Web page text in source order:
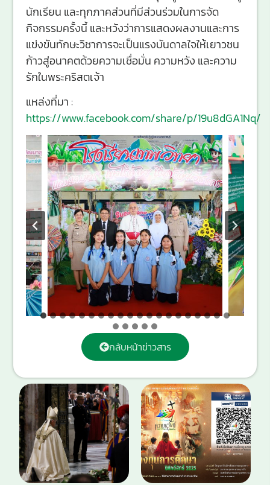
นักเรียน และทุกภาคส่วนที่มีส่วนร่วมในการจัด
กิจกรรมครั้งนี้ และหวังว่าการแสดงผลงานและการ
แข่งขันทักษะวิชาการจะเป็นแรงบันดาลใจให้เยาวชน
ก้าวสู่อนาคตด้วยความเชื่อมั่น ความหวัง และความ
รักในพระคริสตเจ้า
แหล่งที่มา :
https://www.facebook.com/share/p/19u8dGA1Nq/
กลับหน้าข่าวสาร